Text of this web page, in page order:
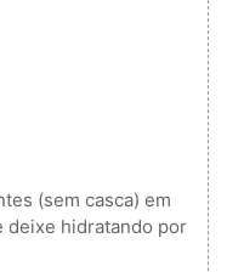
(sem casca) em
deixe hidratando por